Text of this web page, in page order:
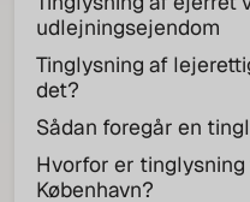
udlejningsejendom
Tinglysning af
det?
Sådan foregår en
Hvorfor er
København?